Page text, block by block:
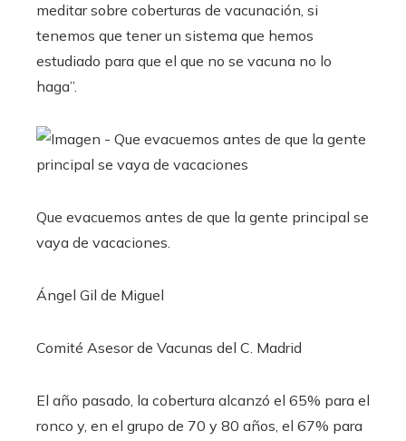
meditar sobre coberturas de vacunación, si
tenemos que tener un sistema que hemos
estudiado para que el que no se vacuna no lo
haga”.
Que evacuemos antes de que la gente principal se
vaya de vacaciones.
Ángel Gil de Miguel
Comité Asesor de Vacunas del C. Madrid
El año pasado, la cobertura alcanzó el 65% para el
ronco y, en el grupo de 70 y 80 años, el 67% para